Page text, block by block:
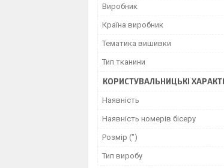
Виробник
Країна виробник
Тематика вишивки
Тип тканини
КОРИСТУВАЛЬНИЦЬКІ
Наявність
Наявність номерів бісеру
Розмір (")
Тип виробу